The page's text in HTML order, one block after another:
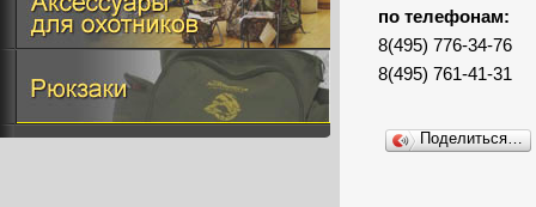
по телефонам:
8(495) 776-34-76
8(495) 761-41-31
Поделиться…